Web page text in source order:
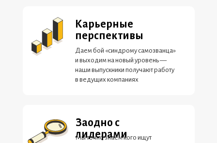
Заодно с
лидерами
Карьерные
перспективы
Даем бой «синдрому самозванца»
и выходим на новый уровень —
наши выпускники получают работу
в ведущих компаниях
Мы точно знаем кого ищут
обучение своих
сотрудников